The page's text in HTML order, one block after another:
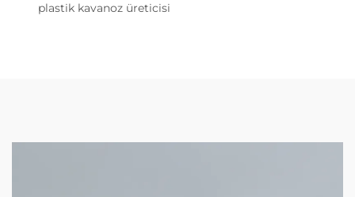
plastik kavanoz üreticisi